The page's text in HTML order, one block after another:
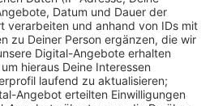
Madonna, A-ha, Tina Turner
eure Wünsche! Füllt das
uns von eurem Lieblingshit
Telefonnummer dazu